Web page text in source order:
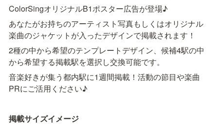
ColorSingオリジナルB1ポスター広告が登場♪
あなたがお持ちのアーティスト写真もしくはオリジナル
楽曲のジャケットが入ったデザインで掲載されます！
2種の中から希望のテンプレートデザイン、候補4駅の中
から希望する掲載駅を選択し交換可能です。
音楽好きが集う都内駅に1週間掲載！活動の節目や楽曲
PRにご活用ください♪
掲載サイズイメージ